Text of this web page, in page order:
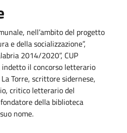
nell’ambito del progetto
e della socializzazione”,
2014/2020”, CUP
il concorso letterario
Torre, scrittore sidernese,
critico letterario del
della biblioteca
nome.